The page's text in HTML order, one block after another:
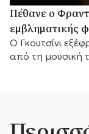
Πέθανε ο
εμβληματικής
Ο Γκουτσίνι
από τη μουσική